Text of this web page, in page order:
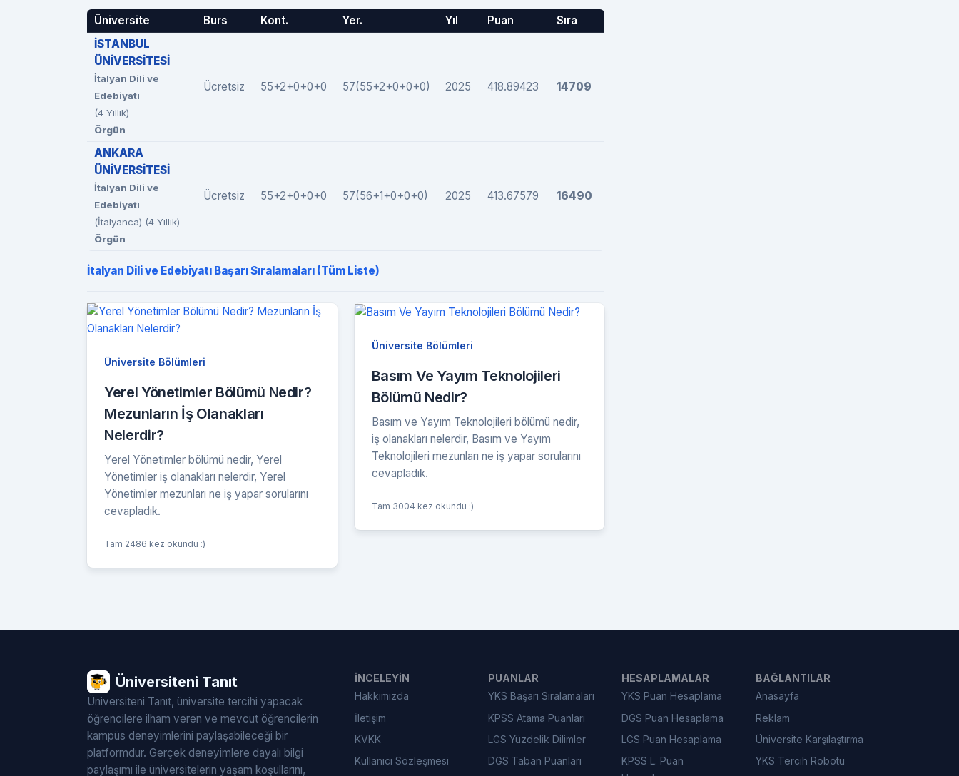
Üniversite Burs Kont. Yer. Yıl Puan
Sıra
İSTANBUL
ÜNİVERSİTESİ
İtalyan Dili ve
Edebiyatı
(4 Yıllık)
Örgün
Ücretsiz 55+2+0+0+0 57(55+2+0+0+0) 2025 418.89423 14709
ANKARA
ÜNİVERSİTESİ
İtalyan Dili ve
Edebiyatı
(İtalyanca) (4 Yıllık)
Örgün
Ücretsiz 55+2+0+0+0 57(56+1+0+0+0) 2025 413.67579 16490
İtalyan Dili ve Edebiyatı Başarı Sıralamaları (Tüm Liste)
Üniversite Bölümleri
Yerel Yönetimler Bölümü Nedir?
Mezunların İş Olanakları
Nelerdir?
Yerel Yönetimler bölümü nedir, Yerel
Yönetimler iş olanakları nelerdir, Yerel
Yönetimler mezunları ne iş yapar sorularını
cevapladık.
Tam 2486 kez okundu :)
Üniversite Bölümleri
Basım Ve Yayım Teknolojileri
Bölümü Nedir?
Basım ve Yayım Teknolojileri bölümü nedir,
iş olanakları nelerdir, Basım ve Yayım
Teknolojileri mezunları ne iş yapar sorularını
cevapladık.
Tam 3004 kez okundu :)
Üniversiteni Tanıt
Üniversiteni Tanıt, üniversite tercihi yapacak
öğrencilere ilham veren ve mevcut öğrencilerin
kampüs deneyimlerini paylaşabileceği bir
platformdur. Gerçek deneyimlere dayalı bilgi
paylaşımı ile üniversitelerin yaşam koşullarını,
İNCELEYIN
Hakkımızda
İletişim
KVKK
Kullanıcı Sözleşmesi
PUANLAR
YKS Başarı Sıralamaları
KPSS Atama Puanları
LGS Yüzdelik Dilimler
DGS Taban Puanları
HESAPLAMALAR
YKS Puan Hesaplama
DGS Puan Hesaplama
LGS Puan Hesaplama
KPSS L. Puan
BAĞLANTILAR
Anasayfa
Reklam
Üniversite Karşılaştırma
YKS Tercih Robotu